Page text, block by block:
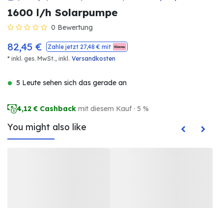
1600 l/h Solarpumpe
0 Bewertung
82,45 € Zahle jetzt 27,48 € mit
* inkl. ges. MwSt., inkl. Versandkosten
5 Leute sehen sich das gerade an
4,12 € Cashback mit diesem Kauf · 5 %
You might also like